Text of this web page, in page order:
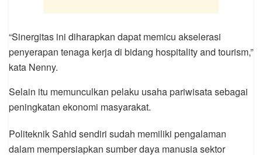
“Sinergitas ini diharapkan dapat memicu akselerasi
penyerapan tenaga kerja di bidang hospitality and tourism,”
kata Nenny.
Selain itu memunculkan pelaku usaha pariwisata sebagai
peningkatan ekonomi masyarakat.
Politeknik Sahid sendiri sudah memiliki pengalaman
dalam mempersiapkan sumber daya manusia sektor